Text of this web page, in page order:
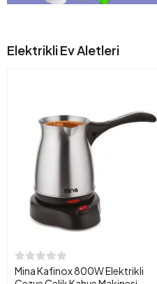
Elektrikli Ev Aletleri
Mina Kafinox 800W Elektrikli